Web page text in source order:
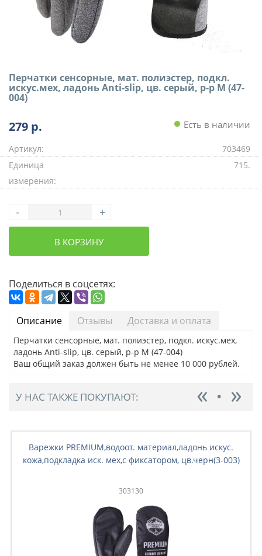
Перчатки сенсорные, мат. полиэстер, подкл.
искус.мех, ладонь Anti-slip, цв. серый, р-р M (47-
004)
279 р. Есть в наличии
Артикул:
703469
Единица
измерения:
715.
- +
В КОРЗИНУ
Поделиться в соцсетях:
Описание Отзывы Доставка и оплата
Перчатки сенсорные, мат. полиэстер, подкл. искус.мех,
ладонь Anti-slip, цв. серый, р-р M (47-004)
Ваш общий заказ должен быть не менее 10 000 рублей.
У НАС ТАКЖЕ ПОКУПАЮТ:
Варежки PREMIUM,водоот. материал,ладонь искус.
кожа,подкладка иск. мех,с фиксатором, цв.черн(3-003)
303130